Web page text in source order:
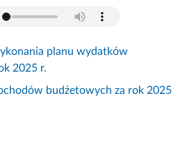
planu wydatków
2025 r.
budżetowych za rok 2025